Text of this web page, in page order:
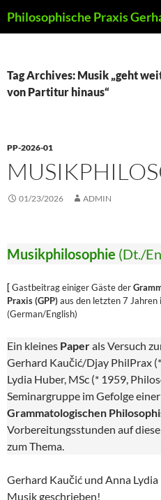
to
Tag Archives: Musik „geht
von Partitur hinaus“
PP-2026-01
01/23/2026 ADMIN
Musikphilosophie (Dt./
[Gastbeitrag einiger Gäste der
Praxis (GPP)aus den letzten 7
(German/English)
Ein kleines Paperals Versuch
Gerhard Kaučić/Djay PhilPrax
Lydia Huber, MSc (* 1959,
Seminargruppe im Gefolge
Grammatologischen
Vorbereitungsstunden auf
zum Thema.
Gerhard Kaučić und Anna
Musik geschrieben!